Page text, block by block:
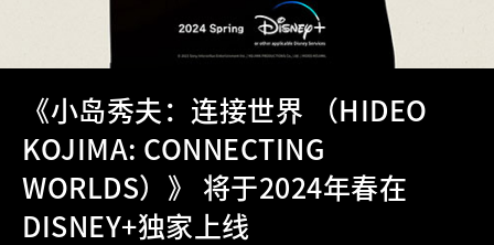
《小岛秀夫：连接世界 （HIDEO
KOJIMA: CONNECTING
WORLDS）》 将于2024年春在
DISNEY+独家上线